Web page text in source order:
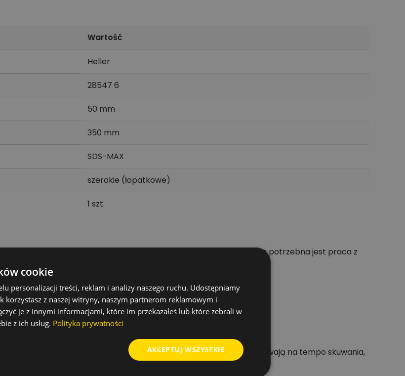
Wartość
Heller
28547 6
50 mm
350 mm
SDS-MAX
szerokie (łopatkowe)
1 szt.
do prac, w których standardowe narzędzia ręczne są zbyt wolne, a potrzebna jest praca z
danego dłuta.
roboczej.
szerokość robocza i kształt końcówki. Te parametry wpływają na tempo skuwania,
cookie
personalizacji treści, reklam i analizy naszego ruchu. Udostępniamy
korzystasz z naszej witryny, naszym partnerom reklamowym i
je z innymi informacjami, które im przekazałeś lub które zebrali w
z ich usług. Polityka prywatności
AKCEPTUJ WSZYSTKIE